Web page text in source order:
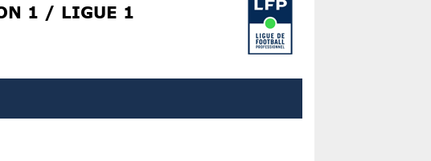
1 / LIGUE 1